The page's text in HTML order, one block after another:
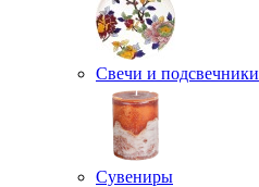
Свечи и подсвечники
Сувениры